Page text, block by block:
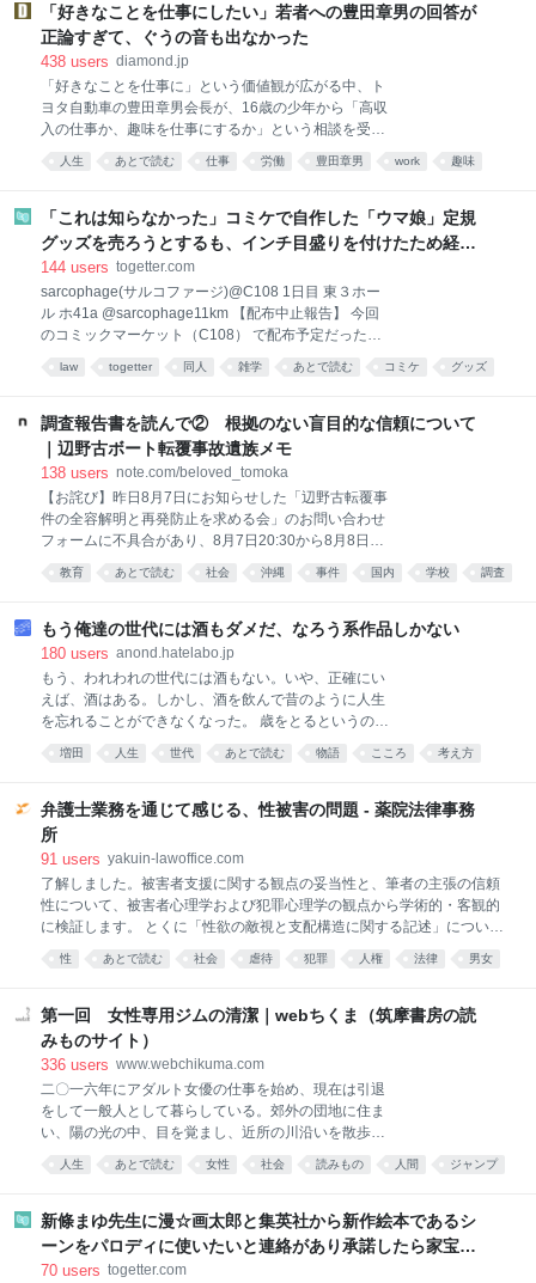
におまかせ！滋味あふれる夏のスープをご紹介しまし
ょう。ぶつ切りにしたとうもろこしと骨付き豚肉・ス
ペアリブを、塩味で煮込むだけの超シンプルなレシ
す。 とうもろこしのあまみや香りがやさしく溶け出し
たスープが、肉を食べるとじゅわっとしみだしてきま
す。本来とうもろこしは甘くて濃い味の野菜ですが、
なぜかこのスープで味わうと、さっぱりとした印象で
のの、仕込んでしまえ
「好きなことを仕事にしたい」若者への豊田章男の回答が
正論すぎて、ぐうの音も出なかった
438 users diamond.jp
「好きなことを仕事に」という価値観が広がる中、ト
ヨタ自動車の豊田章男会長が、16歳の少年から「高収
入の仕事か、趣味を仕事にするか」という相談を受け
た。これは、ニッポン放送の期間限定ポッドキャスト
『vs豊田章男 supported by 三四郎のオールナイトニッ
ビ・三四郎の小宮浩信との交流をきっかけに実現した
企画だ。同番組はトヨタ自動車が提供するスポンサー
番組でもあるが、十代の相談に章男氏が本音で向き合
げる。豊田氏の答えとキャリア研究を手掛かりにわか
った、「好き」と仕事の本当の関係とは――。（イト
モス研究所所長 小倉健一） 「趣味を仕事にしたい」
若者の相談に豊田章男の答えは？ 「趣味と会話してみ
人生 あとで読む 仕事 労働 豊田章男 work 趣味
「これは知らなかった」コミケで自作した「ウマ娘」定規
グッズを売ろうとするも、インチ目盛りを付けたため経産
省の規約に抵触、販売見送りに
144 users togetter.com
sarcophage(サルコファージ)@C108 1日目 東３ホー
ル ホ41a @sarcophage11km 【配布中止報告】 今回
のコミックマーケット（C108） で配布予定だったグ
ッズ 「オグリキャップタマモクロスアクリル定規」 の
配布を撤回することになりました。
2026-08-08 00:35:44 sarcophage(サルコファー
ジ)@C108 1日目 東３ホール ホ41a
@sarcophage11km 今回制作した、オグタマの卓上用
アクスタです。 cm・inch両方の目盛りがあり、 定規
として使用できます。 また、オグリの尻尾にペンを置
くと、 ペンホルダーとしても使えます。 #C108
pic.x.com/NwQMjIqnlm 2026-08-07 20:01:12
law togetter 同人 雑学 あとで読む コミケ グッズ
調査報告書を読んで② 根拠のない盲目的な信頼について
｜辺野古ボート転覆事故遺族メモ
138 users note.com/beloved_tomoka
【お詫び】昨日8月7日にお知らせした「辺野古転覆事
件の全容解明と再発防止を求める会」のお問い合わせ
フォームに不具合があり、8月7日20:30から8月8日
11:30までの間にいただいたお問い合わせを、受信で
きていませんでした。現在は復旧しています。 せっか
取ることができていなかったこと、本当に申し訳なく
思っています。該当の時間帯に送ってくださった方
は、重ねてのお手数をおかけしてしまいますが、もう
一度お送りいただけないでしょうか。必ず拝読いたし
ます。 学校法人同志社の特別調査委員会による調査報
います。 2回目は、この報告書が、最後まで解けなか
https://note.com/beloved_tomoka/n/na6ae86916d89
報告書は、学校が船長にす
教育 あとで読む 社会 沖縄 事件 国内 学校 調査
もう俺達の世代には酒もダメだ、なろう系作品しかない
180 users anond.hatelabo.jp
もう、われわれの世代には酒もない。いや、正確にい
えば、酒はある。しかし、酒を飲んで昔のように人生
を忘れることができなくなった。 歳をとるというの
は、妙なものである。 若いころには、酒を飲めば翌朝
には多少の二日酔いを残しながらも、それで済んだ。
金を残すようになる。飲んでいるあいだは愉快でも、
翌朝になると、その愉快さの利子まで取り立てられ
る。 しかも酒は高くなった。 氷河期世代のITエンジニ
ではない。給料が特別に増えたわけでもなく、将来に
対する不安だけは年齢とともに増えている。その不安
を消すための酒にまで金を払わねばならない。 そし
て、もっと始末が悪いのは、酔っているときでさえ不
「悪かったのは自分で
増田 人生 世代 あとで読む 物語 こころ 考え方
弁護士業務を通じて感じる、性被害の問題 - 薬院法律事務
所
91 users yakuin-lawoffice.com
了解しました。被害者支援に関する観点の妥当性と、筆者の主張の信頼
性について、被害者心理学および犯罪心理学の観点から学術的・客観的
に検証します。 とくに「性欲の敵視と支配構造に関する記述」について
も、心理学的・倫理的妥当性を含めて評価を行います。一般読者向けの
文体で、内容は厳密かつ丁寧に構成し、必要に応じて海外の信頼できる
す。 性被害に関する弁護士の視点を心理学・犯罪学から検証 序論
(Introduction) リンク先の記事「弁護士業務を通じて感じる、性被害の問
題」は、刑事弁護に携わる弁護士が自身の業務を通じて感じた性犯罪被
に遭った女性の心の傷に寄り添い、社会の在り方や加害者の背景にも踏
み込んだ考察を述べています。本稿では、この筆者の立場・視点が被害
者心理学およ
性 あとで読む 社会 虐待 犯罪 人権 法律 男女
第一回 女性専用ジムの清潔｜webちくま（筑摩書房の読
みものサイト）
336 users www.webchikuma.com
二〇一六年にアダルト女優の仕事を始め、現在は引退
をして一般人として暮らしている。郊外の団地に住ま
い、陽の光の中、目を覚まし、近所の川沿いを散歩
し、ピラティスのジムに通い、秋刀魚を買って焼き、
小津安二郎やエドワード・ヤンなど敬愛する監督の作
誰かとして人と語らい、「元AV女優」の肩書きで世に
出ることに逡巡し何年も完成しない小説と向き合う
日々。底を尽きる貯金、三〇代の健康、映画監督の夢
人生 あとで読む 女性 社会 読みもの 人間 ジャンプ
新條まゆ先生に漫☆画太郎と集英社から新作絵本であるシ
ーンをパロディに使いたいと連絡があり承諾したら家宝レ
ベルのとんでもないものが届いた
70 users togetter.com